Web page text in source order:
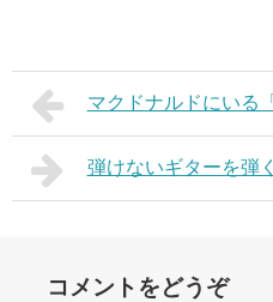
マクドナルドにいる
弾けないギターを弾
コメントをどうぞ